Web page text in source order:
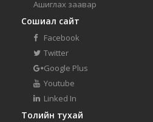
Ашиглах заавар
Сошиал сайт
Facebook
Twitter
Google Plus
Youtube
Linked In
Толийн тухай